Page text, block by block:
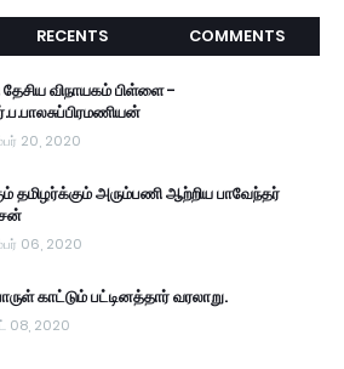
RECENTS COMMENTS
விநாயகம் பிள்ளை -
20, 2020
தமிழர்க்கும் அரும்பணி ஆற்றிய பாவேந்தர்
06, 2020
காட்டும் பட்டினத்தார் வரலாறு.
08, 2020